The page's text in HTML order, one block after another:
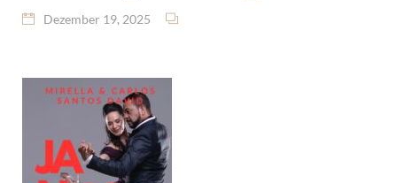
Dezember 19, 2025